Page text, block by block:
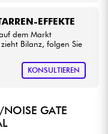
EFFEKTE
dem Markt
Bilanz, folgen Sie
KONSULTIEREN
NOISE GATE